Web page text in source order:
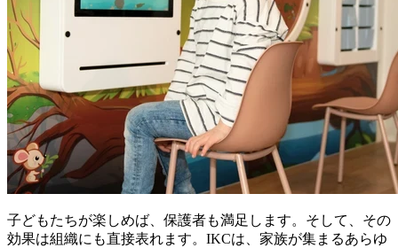
子どもたちが楽しめば、保護者も満足します。そして、その
効果は組織にも直接表れます。IKCは、家族が集まるあらゆ